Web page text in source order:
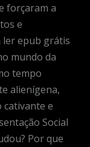
forçaram a
e
ler epub grátis
mundo da
tempo
alienígena,
cativante e
Social
Por que